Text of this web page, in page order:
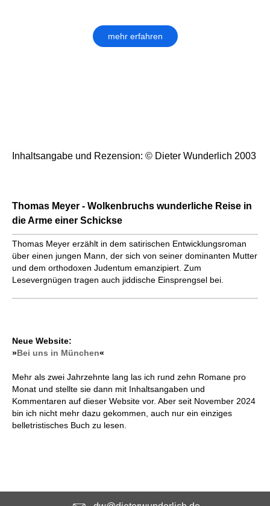
mehr erfahren
Inhaltsangabe und Rezension: © Dieter Wunderlich 2003
Thomas Meyer - Wolkenbruchs wunderliche Reise in
die Arme einer Schickse
Thomas Meyer erzählt in dem satirischen Entwicklungsroman
über einen jungen Mann, der sich von seiner dominanten Mutter
und dem orthodoxen Judentum emanzipiert. Zum
Lesevergnügen tragen auch jiddische Einsprengsel bei.
Neue Website:
»Bei uns in München«
Mehr als zwei Jahrzehnte lang las ich rund zehn Romane pro
Monat und stellte sie dann mit Inhaltsangaben und
Kommentaren auf dieser Website vor. Aber seit November 2024
bin ich nicht mehr dazu gekommen, auch nur ein einziges
belletristisches Buch zu lesen.